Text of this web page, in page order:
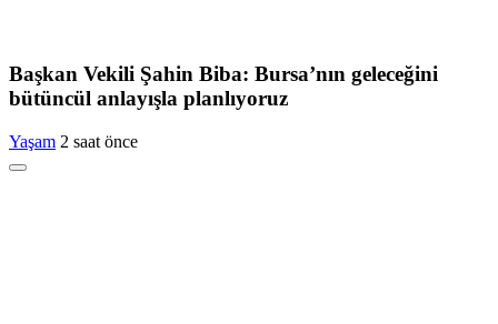
Başkan Vekili Şahin Biba: Bursa’nın geleceğini
bütüncül anlayışla planlıyoruz
Yaşam 2 saat önce